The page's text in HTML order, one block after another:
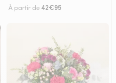
À partir de42€95